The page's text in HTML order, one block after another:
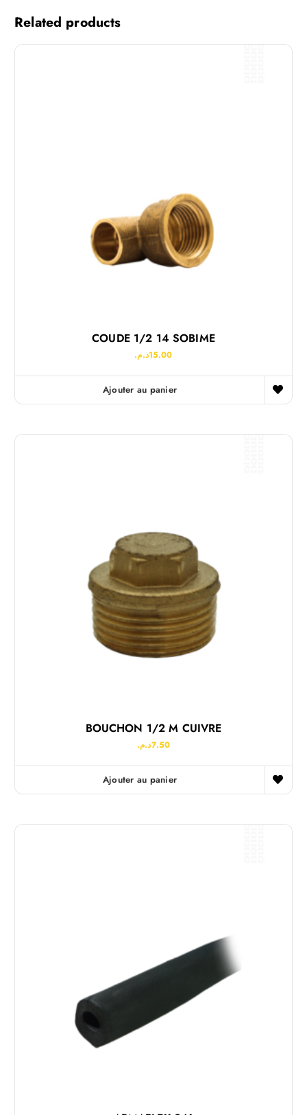
Related products
COUDE 1/2 14 SOBIME
15.00د.م.
Ajouter au panier
BOUCHON 1/2 M CUIVRE
7.50د.م.
Ajouter au panier